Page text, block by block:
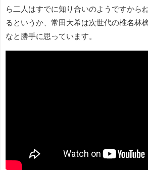
ら二人はすでに知り合いのようですから
るというか、常田大希は次世代の椎名林
なと勝手に思っています。